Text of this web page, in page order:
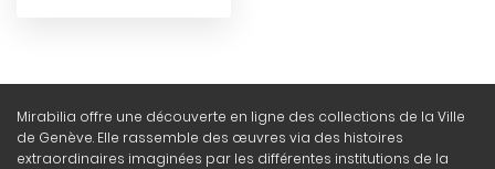
Mirabilia offre une découverte en ligne des collections de la Ville
de Genève. Elle rassemble des œuvres via des histoires
extraordinaires imaginées par les différentes institutions de la